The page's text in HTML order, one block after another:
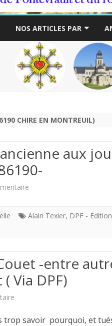
to
NOS ARTICLES PAR
THÉME
AUTEUR
CHIRE EN MONTREUIL)
aux
de
ancienne
Alain Texier, DPF -
-entre
Via DPF)
trop savoir pourquoi, et